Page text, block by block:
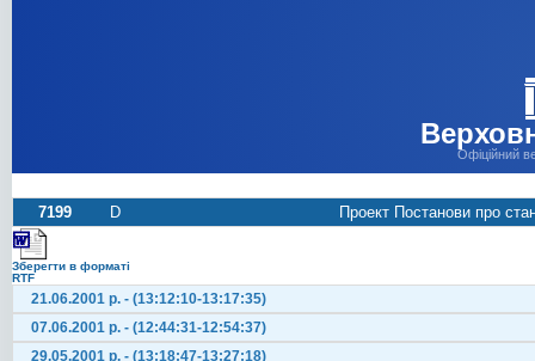
Офіційний
7199 D Проект Постанови про
Зберегти в форматі
RTF
21.06.2001 р. - (13:12:10-13:17:35)
07.06.2001 р. - (12:44:31-12:54:37)
29.05.2001 р. - (13:18:47-13:27:18)